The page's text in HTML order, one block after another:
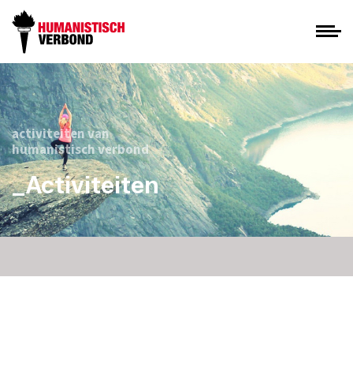
activiteiten van
humanistisch verbond
_Activiteiten